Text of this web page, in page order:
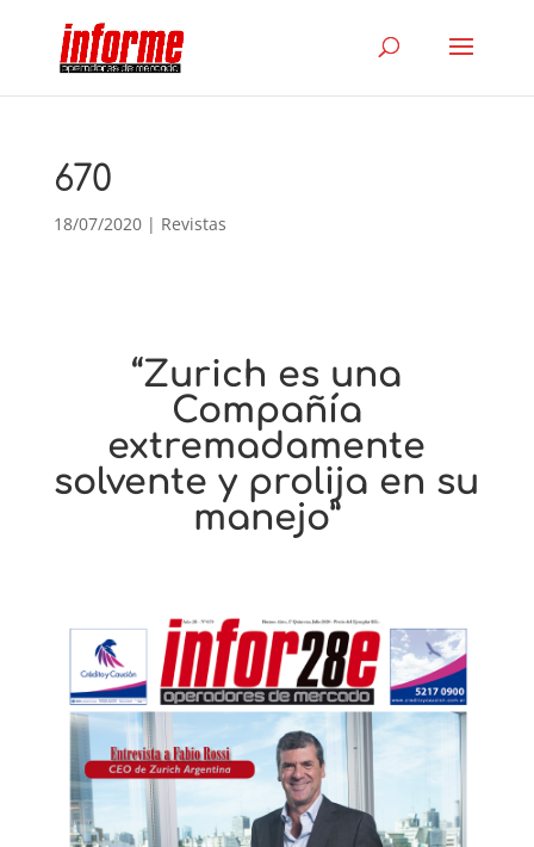
670
18/07/2020| Revistas
“Zurich es una
Compañía
extremadamente
solvente y prolija en su
manejo”